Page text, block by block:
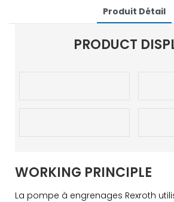
Produit Détail
PRODUCT
WORKING PRINCIPLE
La pompe à engrenages Rexroth